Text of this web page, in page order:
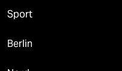
Sport
Berlin